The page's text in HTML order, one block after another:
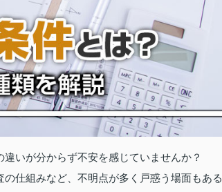
いが分からず不安を感じていませんか？
仕組みなど、不明点が多く戸惑う場面もある